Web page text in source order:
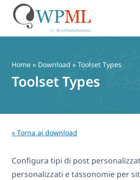
contenuto
Home » Download » Toolset Types
Toolset Types
« Torna ai download
Configura tipi di post
personalizzati e tassonomie per